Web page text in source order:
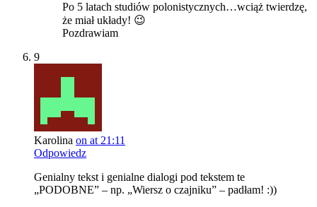
Po 5 latach studiów polonistycznych…wciąż twierdzę,
że miał układy! 😉
Pozdrawiam
9
Karolina on at 21:11
Odpowiedz
Genialny tekst i genialne dialogi pod tekstem te
„PODOBNE” – np. „Wiersz o czajniku” – padłam! :))